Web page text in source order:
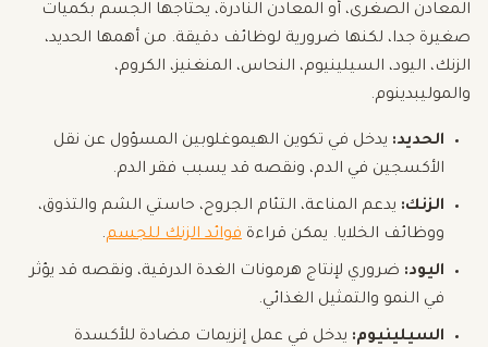
المعادن الصغرى، أو المعادن النادرة، يحتاجها الجسم بكميات
صغيرة جدا، لكنها ضرورية لوظائف دقيقة. من أهمها الحديد،
الزنك، اليود، السيلينيوم، النحاس، المنغنيز، الكروم،
والموليبدينوم.
الحديد: يدخل في تكوين الهيموغلوبين المسؤول عن نقل
الأكسجين في الدم، ونقصه قد يسبب فقر الدم.
الزنك: يدعم المناعة، التئام الجروح، حاستي الشم والتذوق،
ووظائف الخلايا. يمكن قراءة فوائد الزنك للجسم.
اليود: ضروري لإنتاج هرمونات الغدة الدرقية، ونقصه قد يؤثر
في النمو والتمثيل الغذائي.
السيلينيوم: يدخل في عمل إنزيمات مضادة للأكسدة